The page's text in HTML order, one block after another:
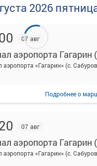
2026
07 авг
аэропорта «Гагарин» (с.
Подробнеео
07 авг
аэропорта «Гагарин» (с.